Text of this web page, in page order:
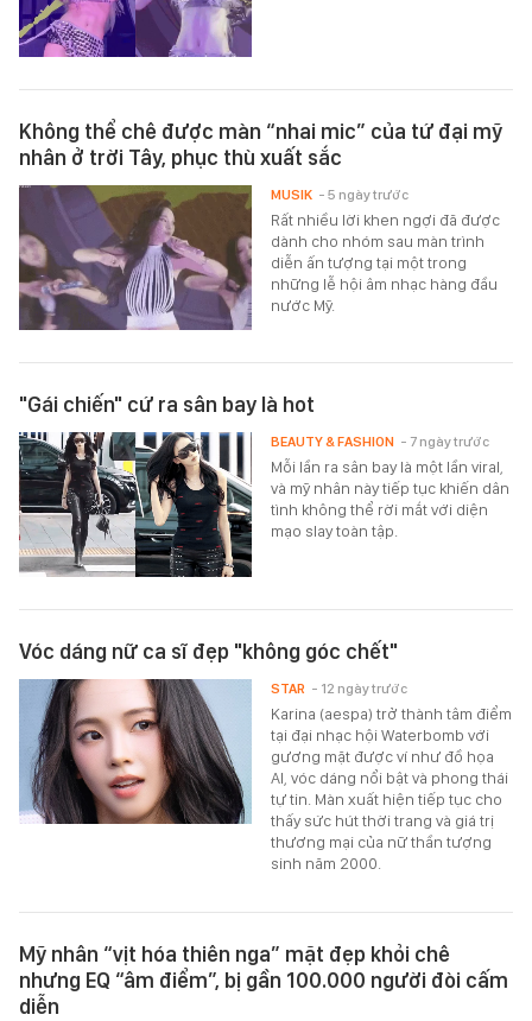
Không thể chê được màn “nhai mic” của tứ đại mỹ
nhân ở trời Tây, phục thù xuất sắc
Rất nhiều lời khen ngợi đã được
dành cho nhóm sau màn trình
diễn ấn tượng tại một trong
những lễ hội âm nhạc hàng đầu
nước Mỹ.
MUSIK - 5 ngày trước
"Gái chiến" cứ ra sân bay là hot
Mỗi lần ra sân bay là một lần viral,
và mỹ nhân này tiếp tục khiến dân
tình không thể rời mắt với diện
mạo slay toàn tập.
BEAUTY & FASHION - 7 ngày trước
Vóc dáng nữ ca sĩ đẹp "không góc chết"
Karina (aespa) trở thành tâm điểm
tại đại nhạc hội Waterbomb với
gương mặt được ví như đồ họa
AI, vóc dáng nổi bật và phong thái
tự tin. Màn xuất hiện tiếp tục cho
thấy sức hút thời trang và giá trị
thương mại của nữ thần tượng
sinh năm 2000.
STAR - 12 ngày trước
Mỹ nhân “vịt hóa thiên nga” mặt đẹp khỏi chê
nhưng EQ “âm điểm”, bị gần 100.000 người đòi cấm
diễn